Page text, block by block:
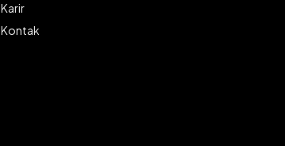
Karir
Kontak